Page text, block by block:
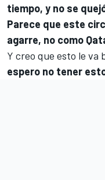
tiempo, y no se
Parece que este
agarre, no como
Y creo que esto le va
espero no tener